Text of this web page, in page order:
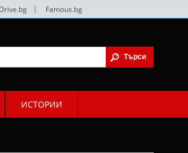
Famous.bg
ИСТОРИИ